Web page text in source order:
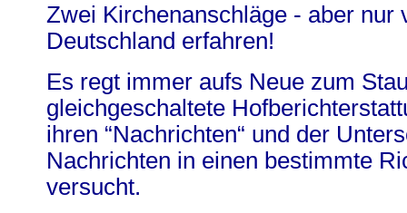
Zwei Kirchenanschläge - aber nur
Deutschland erfahren!
Es regt immer aufs Neue zum
gleichgeschaltete
ihren “Nachrichten“ und der
Nachrichten in einen bestimmte
versucht.